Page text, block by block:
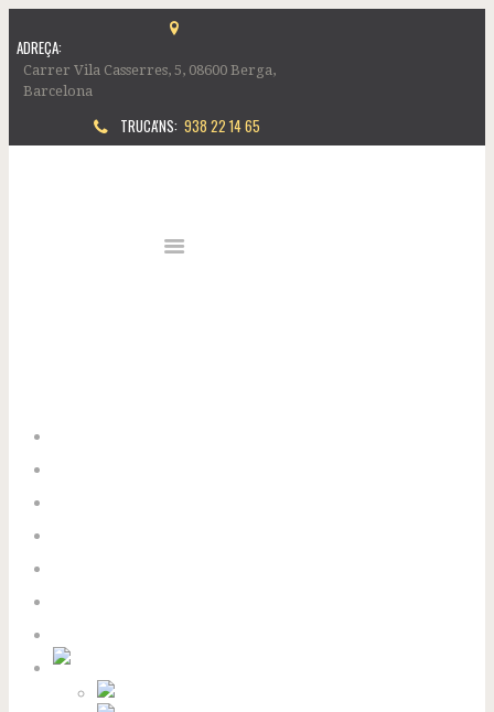
ADREÇA:
Carrer Vila Casserres, 5, 08600 Berga,
Barcelona
TRUCA'NS: 938 22 14 65